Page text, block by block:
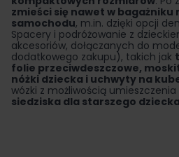
zmieści się nawet w bagażniku
samochodu, m.in. dzięki opcji
Spacery i podróżowanie z
akcesoriów, dołączanych do
dodatkowego zakupu), takich jak
folie przeciwdeszczowe,
nóżki dziecka i uchwyty na
wózki z możliwością
siedziska dla starszego dziecka